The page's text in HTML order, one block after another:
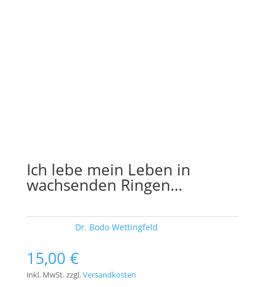
Ich lebe mein Leben in
wachsenden Ringen…
Dr. Bodo Wettingfeld
15,00 €
inkl. MwSt.zzgl.Versandkosten